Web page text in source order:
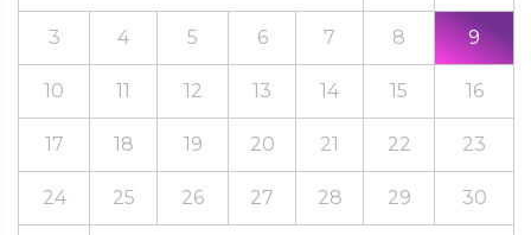
3 4 5 6 7 8 9
10 11 12 13 14 15 16
17 18 19 20 21 22 23
24 25 26 27 28 29 30